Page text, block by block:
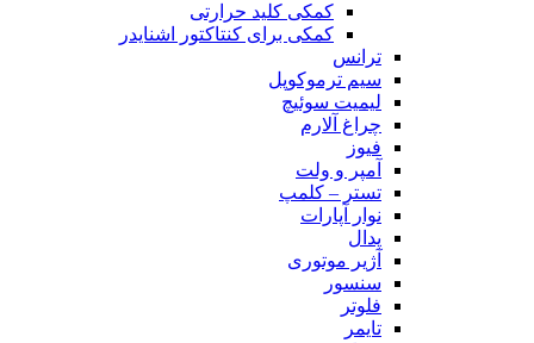
کمکی کلید حرارتی
کمکی برای کنتاکتور اشنایدر
ترانس
سیم ترموکوپل
لیمیت سوئیچ
چراغ آلارم
فیوز
آمپر و ولت
تستر – کلمپ
نوار آپارات
پدال
آژیر موتوری
سنسور
فلوتر
تایمر